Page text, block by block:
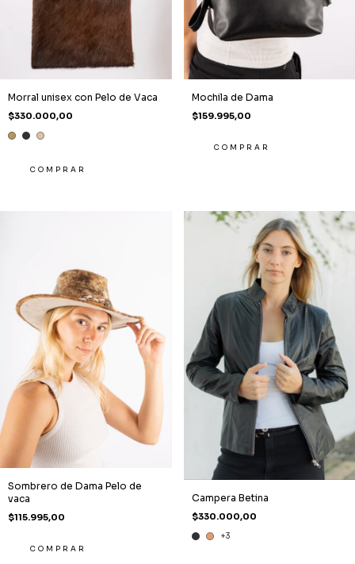
Morral unisex con Pelo de Vaca
$330.000,00
COMPRAR
Mochila de Dama
$159.995,00
COMPRAR
Sombrero de Dama Pelo de
vaca
$115.995,00
COMPRAR
Campera Betina
$330.000,00
+3